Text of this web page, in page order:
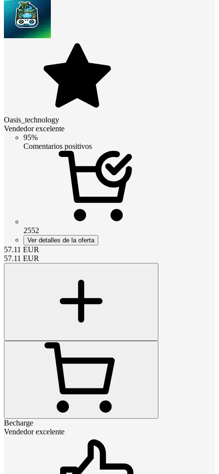
Oasis_technology
Vendedor excelente
95%
Comentarios positivos
2552
Ver detalles de la oferta
57.11 EUR
57.11 EUR
Becharge
Vendedor excelente